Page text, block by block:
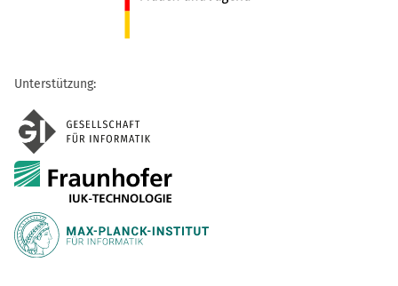
Unterstützung: